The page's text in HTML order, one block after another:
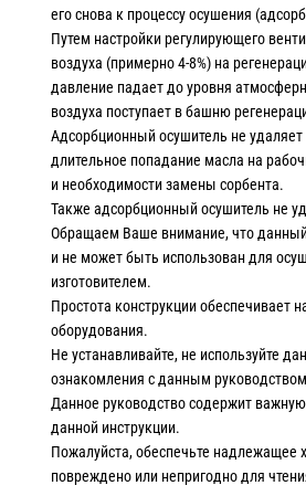
его снова к процессу осушения
Путем настройки регулирующего
воздуха (примерно 4-8%) на
давление падает до уровня
воздуха поступает в башню
Адсорбционный осушитель не
длительное попадание масла на
и необходимости замены сорбента.
Также адсорбционный осушитель не
Обращаем Ваше внимание, что данный
и не может быть использован для
изготовителем.
Простота конструкции обеспечивает
оборудования.
Не устанавливайте, не используйте
ознакомления с данным
Данное руководство содержит
данной инструкции.
Пожалуйста, обеспечьте надлежащее
повреждено или непригодно для